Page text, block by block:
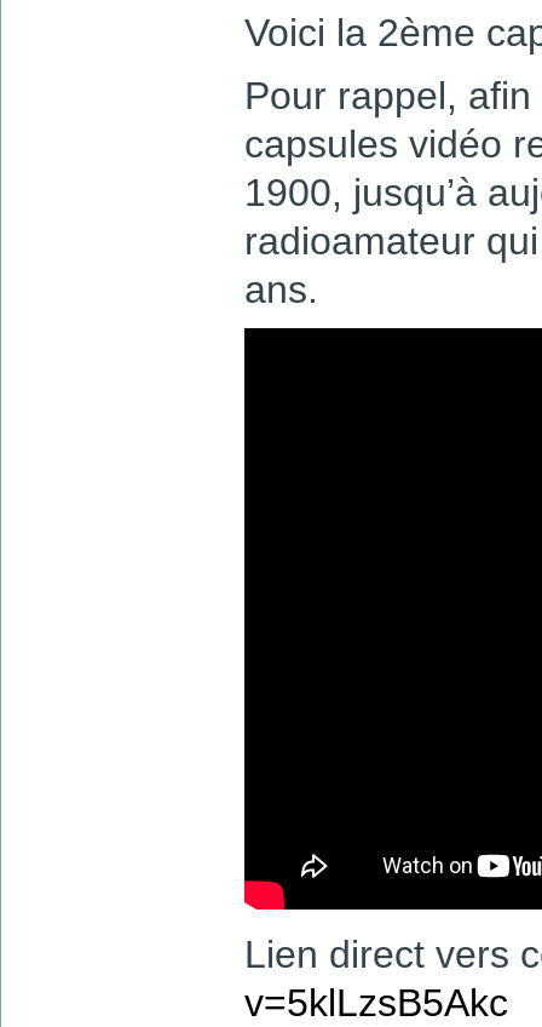
Voici la 2ème
Pour rappel,
capsules vidéo
1900, jusqu’à
radioamateur
ans.
Lien direct vers
v=5klLzsB5Akc